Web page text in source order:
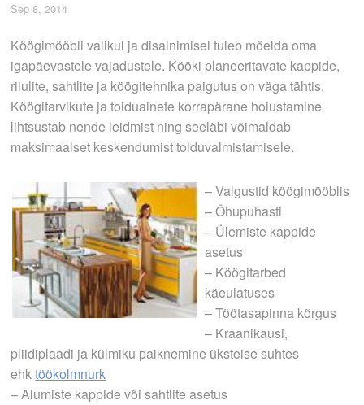
Sep 8, 2014
Köögimööbli valikul ja disainimisel tuleb mõelda oma
igapäevastele vajadustele. Kööki planeeritavate kappide,
riiulite, sahtlite ja köögitehnika paigutus on väga tähtis.
Köögitarvikute ja toiduainete korrapärane hoiustamine
lihtsustab nende leidmist ning seeläbi võimaldab
maksimaalset keskendumist toiduvalmistamisele.
– Valgustid köögimööblis
– Õhupuhasti
– Ülemiste kappide
asetus
– Köögitarbed
käeulatuses
– Töötasapinna kõrgus
– Kraanikausi,
pliidiplaadi ja külmiku paiknemine üksteise suhtes
ehktöökolmnurk
– Alumiste kappide või sahtlite asetus